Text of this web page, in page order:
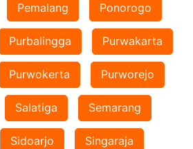
Pemalang Ponorogo
Purbalingga Purwakarta
Purwokerta Purworejo
Salatiga Semarang
Sidoarjo Singaraja